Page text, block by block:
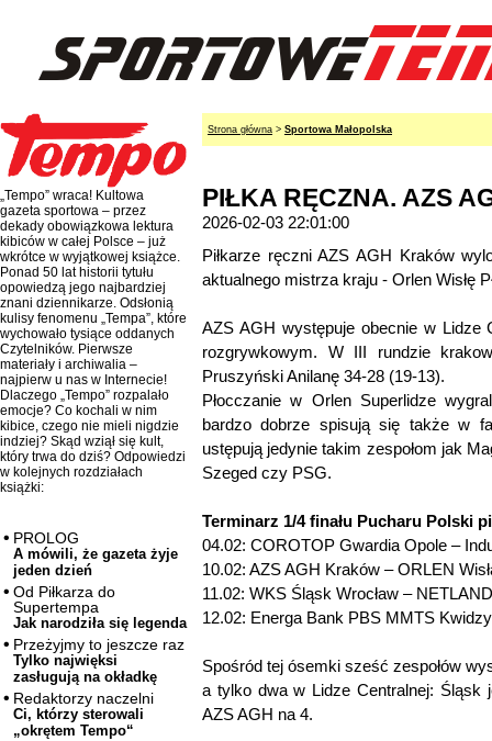
„Tempo” wraca! Kultowa
gazeta sportowa – przez
dekady obowiązkowa lektura
kibiców w całej Polsce – już
wkrótce w wyjątkowej książce.
Ponad 50 lat historii tytułu
opowiedzą jego najbardziej
znani dziennikarze. Odsłonią
kulisy fenomenu „Tempa”, które
wychowało tysiące oddanych
Czytelników. Pierwsze
materiały i archiwalia –
najpierw u nas w Internecie!
Dlaczego „Tempo” rozpalało
emocje? Co kochali w nim
kibice, czego nie mieli nigdzie
indziej? Skąd wziął się kult,
który trwa do dziś? Odpowiedzi
w kolejnych rozdziałach
książki:
PROLOG
A mówili, że gazeta żyje
jeden dzień
Od Piłkarza do
Supertempa
Jak narodziła się legenda
Przeżyjmy to jeszcze raz
Tylko najwięksi
zasługują na okładkę
Redaktorzy naczelni
Ci, którzy sterowali
„okrętem Tempo“
Strona główna > Sportowa Małopolska
PIŁKA RĘCZNA. AZS
2026-02-03 22:01:00
Piłkarze ręczni AZS AGH Kraków
aktualnego mistrza kraju - Orlen Wisłę
AZS AGH występuje obecnie w Lidze
rozgrywkowym. W III rundzie
Pruszyński Anilanę 34-28 (19-13).
Płocczanie w Orlen Superlidze
bardzo dobrze spisują się także w
ustępują jedynie takim zespołom jak
Szeged czy PSG.
Terminarz 1/4 finału Pucharu Polski
04.02: COROTOP Gwardia Opole –
10.02: AZS AGH Kraków – ORLEN
11.02: WKS Śląsk Wrocław –
12.02: Energa Bank PBS MMTS
Spośród tej ósemki sześć zespołów
a tylko dwa w Lidze Centralnej: Śląsk
AZS AGH na 4.